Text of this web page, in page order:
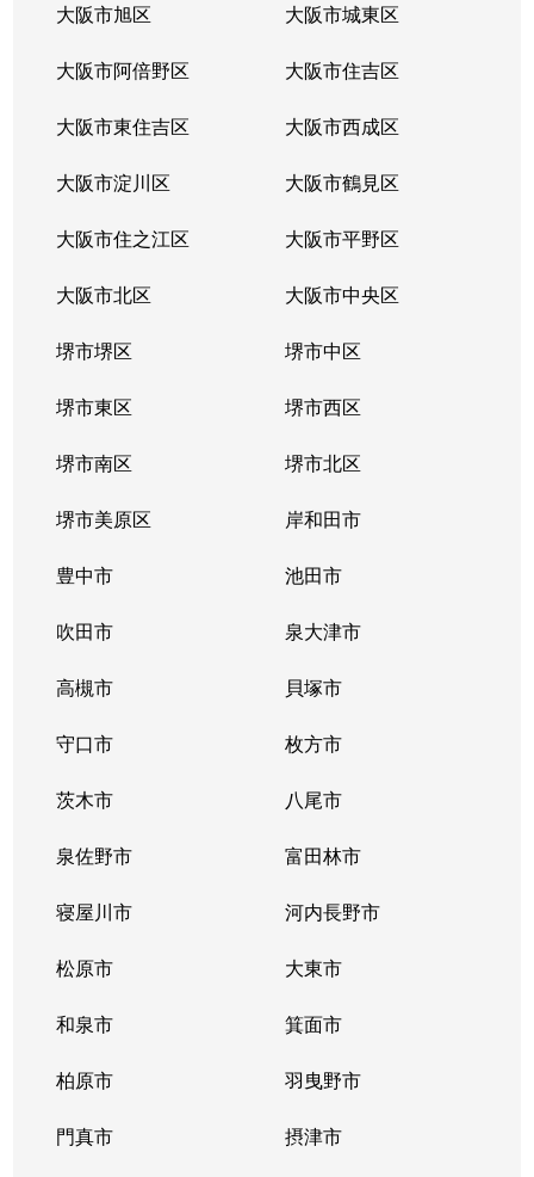
大阪市旭区 大阪市城東区
大阪市阿倍野区 大阪市住吉区
大阪市東住吉区 大阪市西成区
大阪市淀川区 大阪市鶴見区
大阪市住之江区 大阪市平野区
大阪市北区 大阪市中央区
堺市堺区 堺市中区
堺市東区 堺市西区
堺市南区 堺市北区
堺市美原区 岸和田市
豊中市 池田市
吹田市 泉大津市
高槻市 貝塚市
守口市 枚方市
茨木市 八尾市
泉佐野市 富田林市
寝屋川市 河内長野市
松原市 大東市
和泉市 箕面市
柏原市 羽曳野市
門真市 摂津市